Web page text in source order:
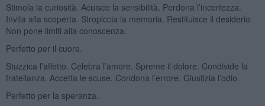
Stimola la curiosità. Acuisce la sensibilità. Perdona l’incertezza.
Invita alla scoperta. Stropiccia la memoria. Restituisce il desiderio.
Non pone limiti alla conoscenza.
Perfetto per il cuore.
Stuzzica l’affetto. Celebra l’amore. Spreme il dolore. Condivide la
fratellanza. Accetta le scuse. Condona l’errore. Giustizia l’odio.
Perfetto per la speranza.